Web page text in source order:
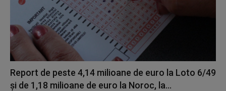
Report de peste 4,14 milioane de euro la Loto 6/49
şi de 1,18 milioane de euro la Noroc, la...